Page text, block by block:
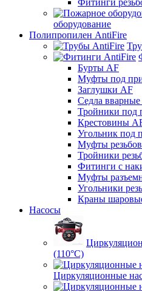
оборудование
Полипропилен AntiFire
Бурты AF
Муфты под
Заглушки AF
Седла
Тройники под
Крестовины
Угольник под
Муфты
Тройники
Фитинги с
Муфты
Угольники
Краны
Насосы
(110°C)
Циркуляционные